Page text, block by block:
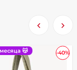
-40%
😽